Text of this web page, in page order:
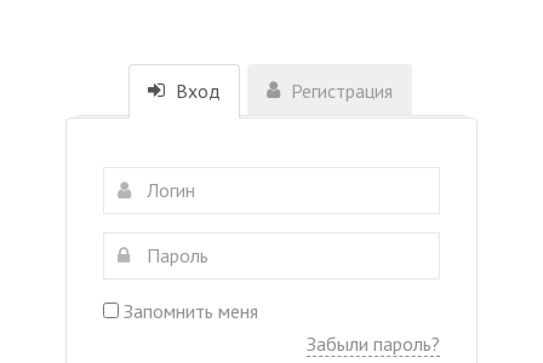
Вход Регистрация
Запомнить меня
Забыли пароль?